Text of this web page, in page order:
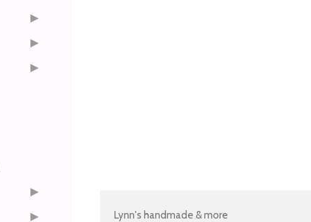
Lynn's handmade & more